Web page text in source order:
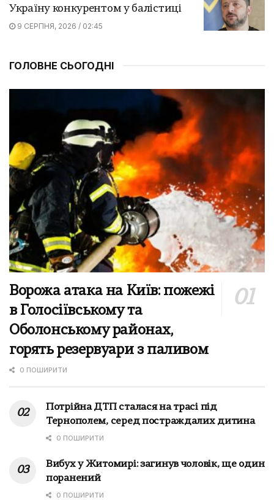
Україну конкурентом у балістиці
9 СЕРПНЯ, 2026 / 02:45
ГОЛОВНЕ СЬОГОДНІ
Ворожа атака на Київ: пожежі
в Голосіївському та
Оболонському районах,
горять резервуари з паливом
0 ПОШИРИТИ
Потрійна ДТП сталася на трасі під
Тернополем, серед постраждалих дитина
0 ПОШИРИТИ
Вибух у Житомирі: загинув чоловік, ще один
поранений
0 ПОШИРИТИ